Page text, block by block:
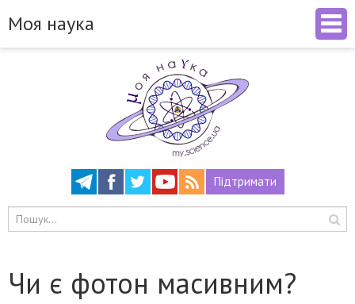
Підтримати
Моя наука
Чи є фотон масивним?